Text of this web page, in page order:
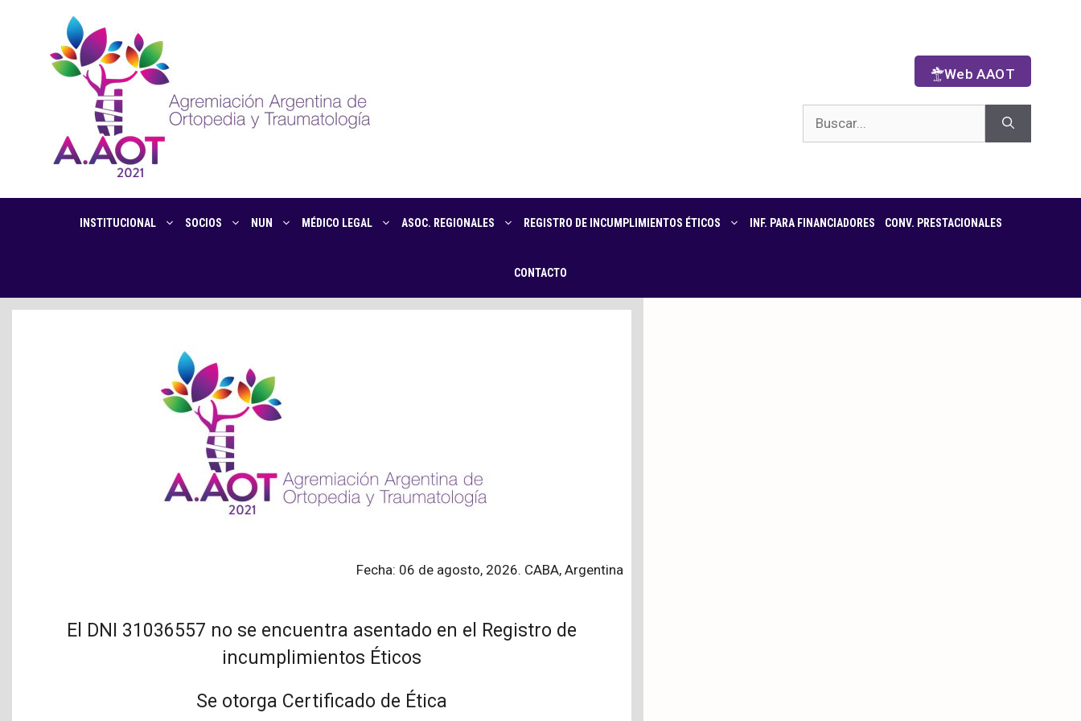
Web AAOT
INSTITUCIONAL SOCIOS NUN MÉDICO LEGAL ASOC. REGIONALES REGISTRO DE INCUMPLIMIENTOS ÉTICOS INF. PARA FINANCIADORES CONV. PRESTACIONALES
CONTACTO
Fecha: 06 de agosto, 2026. CABA, Argentina
El DNI 31036557 no se encuentra asentado en el Registro de
incumplimientos Éticos
Se otorga Certificado de Ética